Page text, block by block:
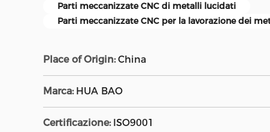
Parti meccanizzate CNC di metalli lucidati
Parti meccanizzate CNC per la lavorazione dei
Place of Origin: China
Marca: HUA BAO
Certificazione: ISO9001